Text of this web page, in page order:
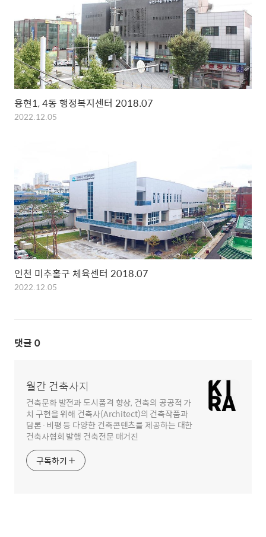
용현1, 4동 행정복지센터 2018.07
2022.12.05
인천 미추홀구 체육센터 2018.07
2022.12.05
댓글 0
월간 건축사지
건축문화 발전과 도시품격 향상, 건축의 공공적 가
치 구현을 위해 건축사(Architect)의 건축작품과
담론·비평 등 다양한 건축콘텐츠를 제공하는 대한
건축사협회 발행 건축전문 매거진
구독하기